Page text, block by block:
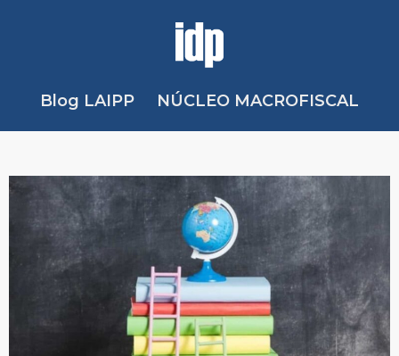
Blog LAIPP NÚCLEO MACROFISCAL